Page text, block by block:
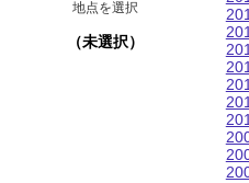
地点を選択
（未選択）